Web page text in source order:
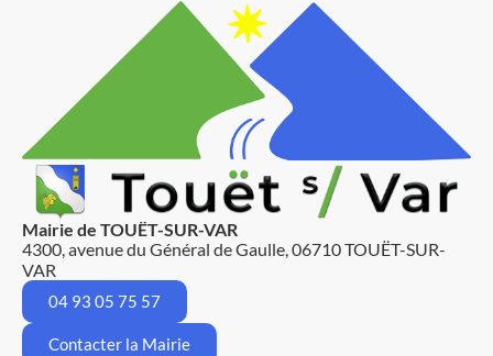
Mairie de TOUËT-SUR-VAR
4300, avenue du Général de Gaulle, 06710 TOUËT-SUR-
VAR
04 93 05 75 57
Contacter la Mairie